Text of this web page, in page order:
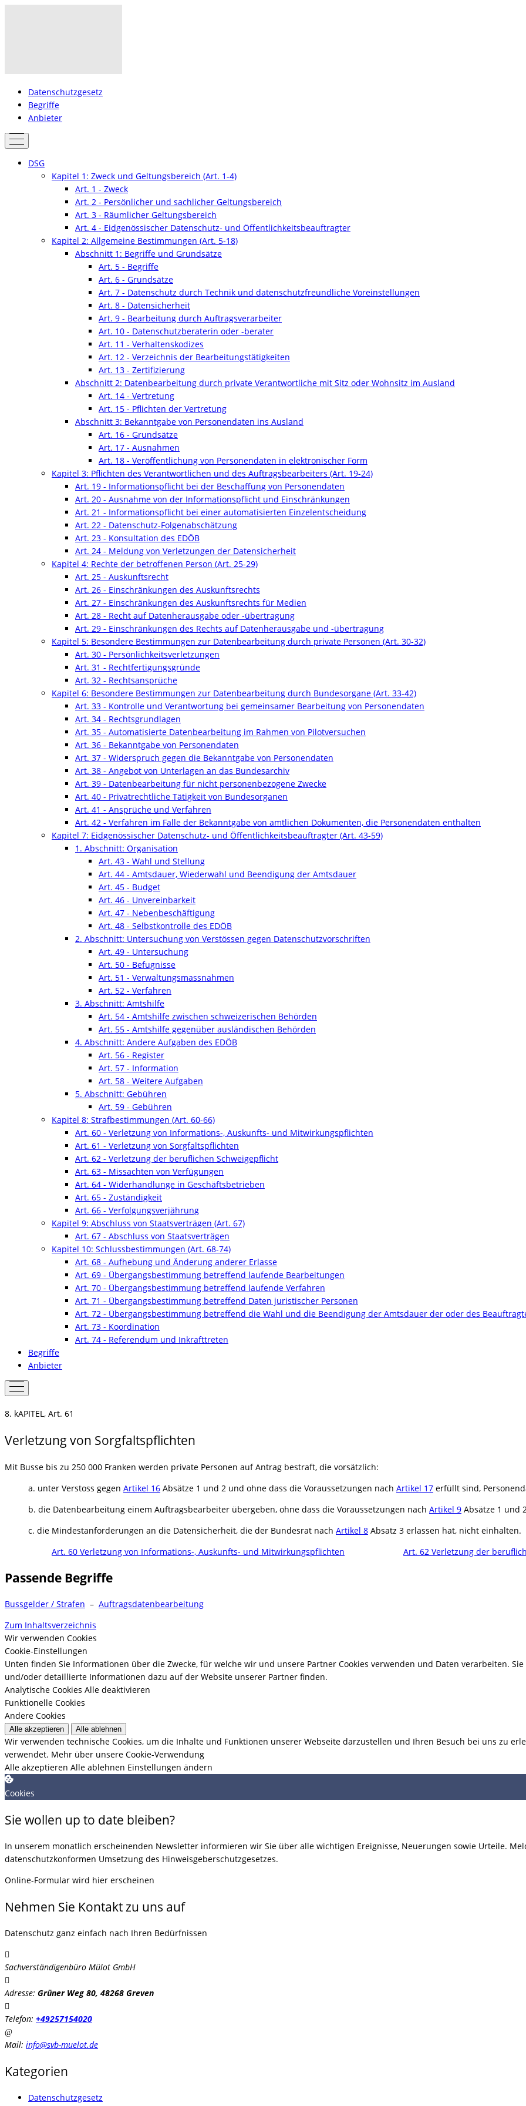
Datenschutzgesetz
Begriffe
Anbieter
DSG
Kapitel 1: Zweck und Geltungsbereich (Art. 1-4)
Art. 1 - Zweck
Art. 2 - Persönlicher und sachlicher Geltungsbereich
Art. 3 - Räumlicher Geltungsbereich
Art. 4 - Eidgenössischer Datenschutz- und Öffentlichkeitsbeauftragter
Kapitel 2: Allgemeine Bestimmungen (Art. 5-18)
Abschnitt 1: Begriffe und Grundsätze
Art. 5 - Begriffe
Art. 6 - Grundsätze
Art. 7 - Datenschutz durch Technik und datenschutzfreundliche Voreinstellungen
Art. 8 - Datensicherheit
Art. 9 - Bearbeitung durch Auftragsverarbeiter
Art. 10 - Datenschutzberaterin oder -berater
Art. 11 - Verhaltenskodizes
Art. 12 - Verzeichnis der Bearbeitungstätigkeiten
Art. 13 - Zertifizierung
Abschnitt 2: Datenbearbeitung durch private Verantwortliche mit Sitz oder Wohnsitz im Ausland
Art. 14 - Vertretung
Art. 15 - Pflichten der Vertretung
Abschnitt 3: Bekanntgabe von Personendaten ins Ausland
Art. 16 - Grundsätze
Art. 17 - Ausnahmen
Art. 18 - Veröffentlichung von Personendaten in elektronischer Form
Kapitel 3: Pflichten des Verantwortlichen und des Auftragsbearbeiters (Art. 19-24)
Art. 19 - Informationspflicht bei der Beschaffung von Personendaten
Art. 20 - Ausnahme von der Informationspflicht und Einschränkungen
Art. 21 - Informationspflicht bei einer automatisierten Einzelentscheidung
Art. 22 - Datenschutz-Folgenabschätzung
Art. 23 - Konsultation des EDÖB
Art. 24 - Meldung von Verletzungen der Datensicherheit
Kapitel 4: Rechte der betroffenen Person (Art. 25-29)
Art. 25 - Auskunftsrecht
Art. 26 - Einschränkungen des Auskunftsrechts
Art. 27 - Einschränkungen des Auskunftsrechts für Medien
Art. 28 - Recht auf Datenherausgabe oder -übertragung
Art. 29 - Einschränkungen des Rechts auf Datenherausgabe und -übertragung
Kapitel 5: Besondere Bestimmungen zur Datenbearbeitung durch private Personen (Art. 30-32)
Art. 30 - Persönlichkeitsverletzungen
Art. 31 - Rechtfertigungsgründe
Art. 32 - Rechtsansprüche
Kapitel 6: Besondere Bestimmungen zur Datenbearbeitung durch Bundesorgane (Art. 33-42)
Art. 33 - Kontrolle und Verantwortung bei gemeinsamer Bearbeitung von Personendaten
Art. 34 - Rechtsgrundlagen
Art. 35 - Automatisierte Datenbearbeitung im Rahmen von Pilotversuchen
Art. 36 - Bekanntgabe von Personendaten
Art. 37 - Widerspruch gegen die Bekanntgabe von Personendaten
Art. 38 - Angebot von Unterlagen an das Bundesarchiv
Art. 39 - Datenbearbeitung für nicht personenbezogene Zwecke
Art. 40 - Privatrechtliche Tätigkeit von Bundesorganen
Art. 41 - Ansprüche und Verfahren
Art. 42 - Verfahren im Falle der Bekanntgabe von amtlichen Dokumenten, die Personendaten enthalten
Kapitel 7: Eidgenössischer Datenschutz- und Öffentlichkeitsbeauftragter (Art. 43-59)
1. Abschnitt: Organisation
Art. 43 - Wahl und Stellung
Art. 44 - Amtsdauer, Wiederwahl und Beendigung der Amtsdauer
Art. 45 - Budget
Art. 46 - Unvereinbarkeit
Art. 47 - Nebenbeschäftigung
Art. 48 - Selbstkontrolle des EDÖB
2. Abschnitt: Untersuchung von Verstössen gegen Datenschutzvorschriften
Art. 49 - Untersuchung
Art. 50 - Befugnisse
Art. 51 - Verwaltungsmassnahmen
Art. 52 - Verfahren
3. Abschnitt: Amtshilfe
Art. 54 - Amtshilfe zwischen schweizerischen Behörden
Art. 55 - Amtshilfe gegenüber ausländischen Behörden
4. Abschnitt: Andere Aufgaben des EDÖB
Art. 56 - Register
Art. 57 - Information
Art. 58 - Weitere Aufgaben
5. Abschnitt: Gebühren
Art. 59 - Gebühren
Kapitel 8: Strafbestimmungen (Art. 60-66)
Art. 60 - Verletzung von Informations-, Auskunfts- und Mitwirkungspflichten
Art. 61 - Verletzung von Sorgfaltspflichten
Art. 62 - Verletzung der beruflichen Schweigepflicht
Art. 63 - Missachten von Verfügungen
Art. 64 - Widerhandlunge in Geschäftsbetrieben
Art. 65 - Zuständigkeit
Art. 66 - Verfolgungsverjährung
Kapitel 9: Abschluss von Staatsverträgen (Art. 67)
Art. 67 - Abschluss von Staatsverträgen
Kapitel 10: Schlussbestimmungen (Art. 68-74)
Art. 68 - Aufhebung und Änderung anderer Erlasse
Art. 69 - Übergangsbestimmung betreffend laufende Bearbeitungen
Art. 70 - Übergangsbestimmung betreffend laufende Verfahren
Art. 71 - Übergangsbestimmung betreffend Daten juristischer Personen
Art. 72 - Übergangsbestimmung betreffend die Wahl und die Beendigung der Amtsdauer der oder des
Art. 73 - Koordination
Art. 74 - Referendum und Inkrafttreten
Begriffe
Anbieter
8. kAPITEL, Art. 61
Verletzung von Sorgfaltspflichten
Mit Busse bis zu 250 000 Franken werden private Personen auf Antrag bestraft, die vorsätzlich:
a. unter Verstoss gegen Artikel 16 Absätze 1 und 2 und ohne dass die Voraussetzungen nach Artikel 17 erfüllt sind,
b. die Datenbearbeitung einem Auftragsbearbeiter übergeben, ohne dass die Voraussetzungen nach Artikel 9 Absätze 1 und
c. die Mindestanforderungen an die Datensicherheit, die der Bundesrat nach Artikel 8 Absatz 3 erlassen hat, nicht einhalten.
Art. 60 Verletzung von Informations-, Auskunfts- und Mitwirkungspflichten
Art. 62 Verletzung der
Passende Begriffe
Bussgelder / Strafen – Auftragsdatenbearbeitung
Zum Inhaltsverzeichnis
Wir verwenden Cookies
Cookie-Einstellungen
Unten finden Sie Informationen über die Zwecke, für welche wir und unsere Partner Cookies verwenden und Daten verarbeiten.
und/oder detaillierte Informationen dazu auf der Website unserer Partner finden.
Analytische Cookies Alle deaktivieren
Funktionelle Cookies
Andere Cookies
Alle akzeptieren Alle ablehnen
Wir verwenden technische Cookies, um die Inhalte und Funktionen unserer Webseite darzustellen und Ihren Besuch bei uns zu
verwendet. Mehr über unsere Cookie-Verwendung
Alle akzeptieren Alle ablehnen Einstellungen ändern
Cookies
Sie wollen up to date bleiben?
In unserem monatlich erscheinenden Newsletter informieren wir Sie über alle wichtigen Ereignisse, Neuerungen sowie Urteile.
datenschutzkonformen Umsetzung des Hinweisgeberschutzgesetzes.
Online-Formular wird hier erscheinen
Nehmen Sie Kontakt zu uns auf
Datenschutz ganz einfach nach Ihren Bedürfnissen
Sachverständigenbüro Mülot GmbH
Adresse: Grüner Weg 80, 48268 Greven
Telefon: +49257154020
Mail: info@svb-muelot.de
Kategorien
Datenschutzgesetz